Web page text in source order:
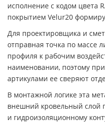
исполнение с кодом цвета
покрытием Velur20
Для проектировщика и
отправная точка по массе
профиля к рабочим
наименовании, поэтому
артикулами ее сверяют
В монтажной логике эта
внешний кровельный слой
и гидроизоляционному